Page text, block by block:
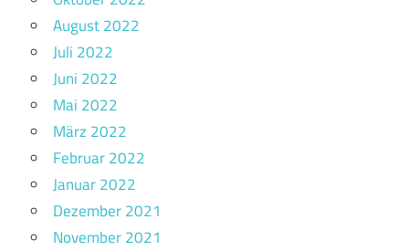
August 2022
Juli 2022
Juni 2022
Mai 2022
März 2022
Februar 2022
Januar 2022
Dezember 2021
November 2021